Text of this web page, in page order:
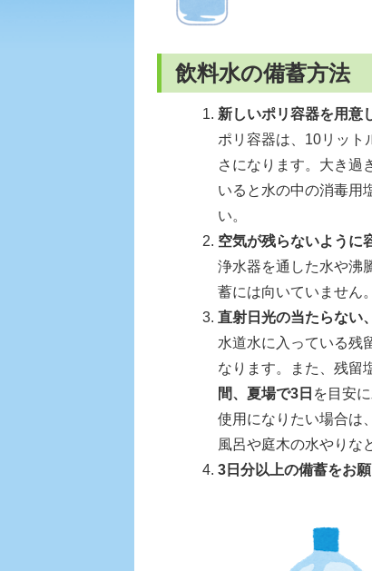
飲料水の備蓄方法
新しいポリ容器を用意
ポリ容器は、10リット
さになります。大き過
いると水の中の消毒用
い。
空気が残らないように
浄水器を通した水や沸
蓄には向いていません
直射日光の当たらない
水道水に入っている残
なります。また、残留
間、夏場で3日 を目安
使用になりたい場合は
風呂や庭木の水やりな
3日分以上の備蓄をお